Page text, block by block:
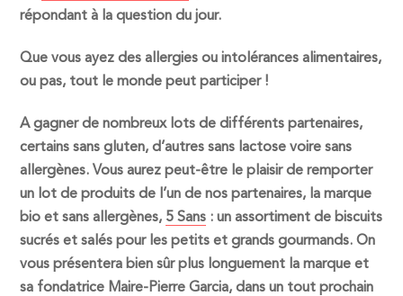
répondant à la question du jour.
Que vous ayez des allergies ou intolérances alimentaires,
ou pas, tout le monde peut participer !
A gagner de nombreux lots de différents partenaires,
certainssans gluten, d’autressans lactose voiresans
allergènes. Vous aurez peut-être le plaisir de remporter
un lot de produits de l’un de nos partenaires, la marque
bio et sans allergènes, 5 Sans : un assortiment de biscuits
sucrés et salés pour les petits et grands gourmands. On
vous présentera bien sûr plus longuement la marque et
sa fondatrice Maire-Pierre Garcia, dans un tout prochain